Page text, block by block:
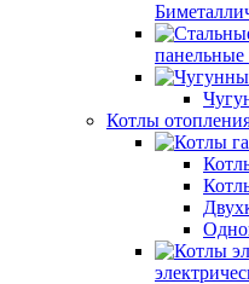
панельные
Котлы